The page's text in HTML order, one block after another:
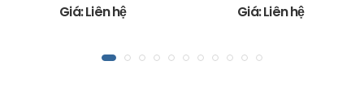
Giá: Liên hệ Giá: Liên hệ